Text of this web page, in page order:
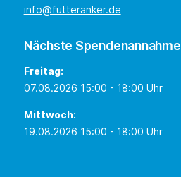
info@futteranker.de
Nächste Spendenannahme
Freitag:
07.08.2026 15:00 - 18:00 Uhr
Mittwoch:
19.08.2026 15:00 - 18:00 Uhr